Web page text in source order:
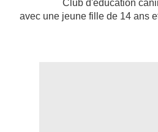
Club d'éducation
avec une jeune fille de 14 ans